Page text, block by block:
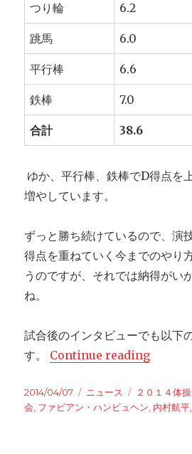
つり輪 6.2
跳馬 6.0
平行棒 6.6
鉄棒 7.0
合計 38.6
ゆか、平行棒、鉄棒でD得点を
増やしています。
ずっと勝ち続けているので、演
得点を重ねていく今までのやり
うのですが、それでは納得がい
ね。
試合後のインタビューでも以下
す。 Continue reading
Posted
on
2014/04/07 Categories
ニュース Tags
２０１４体
会 ファビアン・ハンビュヘン 内村航平